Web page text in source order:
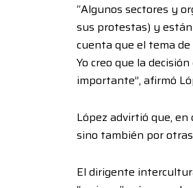
“Algunos sectores y
sus protestas) y están
cuenta que el tema
Yo creo que la
importante”, afirmó
López advirtió que,
sino también por
El dirigente